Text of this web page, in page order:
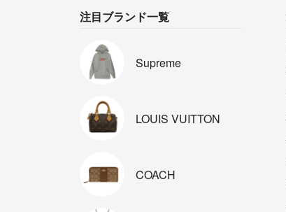
注目ブランド一覧
Supreme
LOUIS VUITTON
COACH